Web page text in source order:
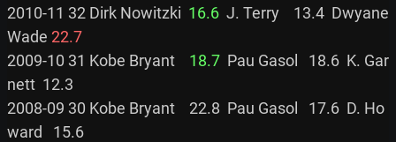
2010-11 32 Dirk Nowitzki 16.6
  J. Terry    13.4  Dwyane
Wade 22.7
2009-10 31 Kobe Bryant 18.7
  Pau Gasol   18.6  K. Gar
nett  12.3
2008-09 30 Kobe Bryant    22.8  Pau Gasol   17.6  D. Ho
ward   15.6